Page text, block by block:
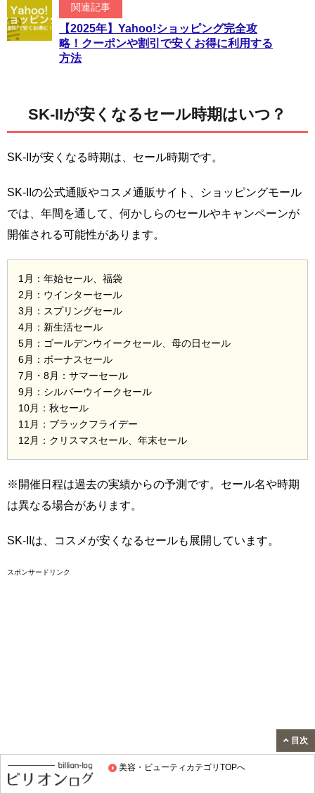
美容・ビューティカテゴリTOPへ
関連記事
【2025年】Yahoo!ショッピング完全攻
略！クーポンや割引で安くお得に利用する
方法
SK-IIが安くなるセール時期はいつ？
SK-IIが安くなる時期は、セール時期です。
SK-IIの公式通販やコスメ通販サイト、ショッピングモール
では、年間を通して、何かしらのセールやキャンペーンが
開催される可能性があります。
1月：年始セール、福袋
2月：ウインターセール
3月：スプリングセール
4月：新生活セール
5月：ゴールデンウイークセール、母の日セール
6月：ボーナスセール
7月・8月：サマーセール
9月：シルバーウイークセール
10月：秋セール
11月：ブラックフライデー
12月：クリスマスセール、年末セール
※開催日程は過去の実績からの予測です。セール名や時期
は異なる場合があります。
SK-IIは、コスメが安くなるセールも展開しています。
スポンサードリンク
目次